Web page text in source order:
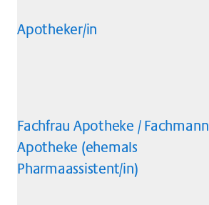
Apotheker/in
Fachfrau Apotheke / Fachmann
Apotheke (ehemals
Pharmaassistent/in)